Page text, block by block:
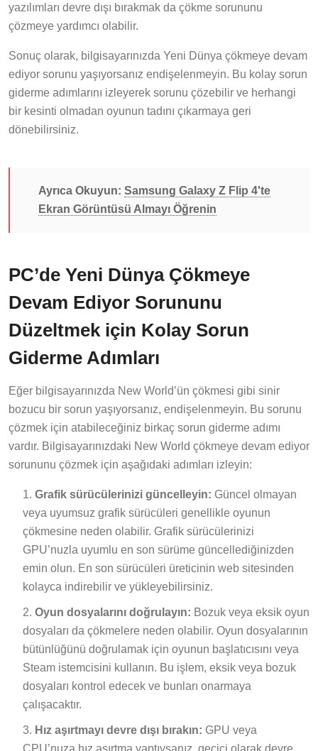
yazılımları devre dışı bırakmak da çökme sorununu
çözmeye yardımcı olabilir.
Sonuç olarak, bilgisayarınızda Yeni Dünya çökmeye devam
ediyor sorunu yaşıyorsanız endişelenmeyin. Bu kolay sorun
giderme adımlarını izleyerek sorunu çözebilir ve herhangi
bir kesinti olmadan oyunun tadını çıkarmaya geri
dönebilirsiniz.
Ayrıca Okuyun: Samsung Galaxy Z Flip 4'te
Ekran Görüntüsü Almayı Öğrenin
PC’de Yeni Dünya Çökmeye
Devam Ediyor Sorununu
Düzeltmek için Kolay Sorun
Giderme Adımları
Eğer bilgisayarınızda New World’ün çökmesi gibi sinir
bozucu bir sorun yaşıyorsanız, endişelenmeyin. Bu sorunu
çözmek için atabileceğiniz birkaç sorun giderme adımı
vardır. Bilgisayarınızdaki New World çökmeye devam ediyor
sorununu çözmek için aşağıdaki adımları izleyin:
Grafik sürücülerinizi güncelleyin: Güncel olmayan
veya uyumsuz grafik sürücüleri genellikle oyunun
çökmesine neden olabilir. Grafik sürücülerinizi
GPU’nuzla uyumlu en son sürüme güncellediğinizden
emin olun. En son sürücüleri üreticinin web sitesinden
kolayca indirebilir ve yükleyebilirsiniz.
Oyun dosyalarını doğrulayın: Bozuk veya eksik oyun
dosyaları da çökmelere neden olabilir. Oyun dosyalarının
bütünlüğünü doğrulamak için oyunun başlatıcısını veya
Steam istemcisini kullanın. Bu işlem, eksik veya bozuk
dosyaları kontrol edecek ve bunları onarmaya
çalışacaktır.
Hız aşırtmayı devre dışı bırakın: GPU veya
CPU’nuza hız aşırtma yaptıysanız, geçici olarak devre